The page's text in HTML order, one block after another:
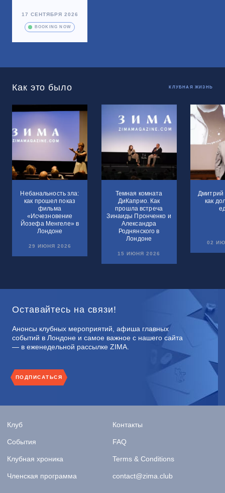
17 СЕНТЯБРЯ 2026
BOOKING NOW
Как это было КЛУБНАЯ ЖИЗНЬ
Небанальность зла:
как прошел показ
фильма
«Исчезновение
Йозефа Менгеле» в
Лондоне
29 ИЮНЯ 2026
Темная комната
ДиКаприо. Как
прошла встреча
Зинаиды Пронченко и
Александра
Роднянского в
Лондоне
15 ИЮНЯ 2026
Дмитрий
как
02
Оставайтесь на связи!
Анонсы клубных мероприятий, афиша главных
событий в Лондоне и самое важное с нашего сайта
— в еженедельной рассылке ZIMA.
ПОДПИСАТЬСЯ
Клуб
События
Клубная хроника
Членская программа
Контакты
FAQ
Terms & Conditions
contact@zima.club